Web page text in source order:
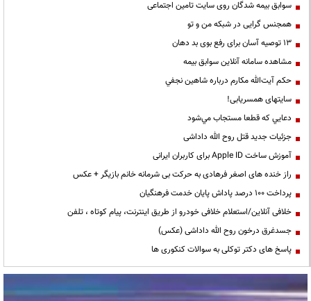
سوابق بیمه شدگان روی سایت تامین اجتماعی
همجنس گرایی در شبکه من و تو
13 توصیه آسان برای رفع بوی بد دهان
مشاهده سامانه آنلاين سوابق بیمه
حكم آيت‌الله مكارم درباره شاهين نجفي
سایتهای همسریابی!
دعايي كه قطعا مستجاب مي‌شود
جزئیات جدید قتل روح الله داداشی
آموزش ساخت Apple ID برای کاربران ایرانی
راز خنده های اصغر فرهادی به حرکت بی شرمانه خانم بازیگر + عکس
پرداخت ۱۰۰ درصد پاداش پایان خدمت فرهنگیان
خلافی آنلاین/استعلام خلافی خودرو از طریق اینترنت، پیام کوتاه ، تلفن
جسدغرق درخون روح الله داداشی (عکس)
پاسخ های دکتر توکلی به سوالات کنکوری ها